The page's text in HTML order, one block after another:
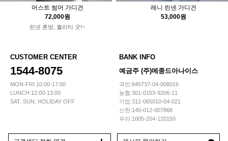
머스트 썸머 가디건
72,000원
린넨 혼방, 퀄리티 굿!~
레니 린넨 가디건
53,000원
CUSTOMER CENTER
1544-8075
MON-FRI 10:00-17:00
LUNCH 12:00-13:00
SAT, SUN, HOLIDAY OFF
BANK INFO
예금주 (주)메종드아나이스
국민:845737-04-008016
농협:301-0153-9206-11
기업:311-065010-04-021
신한:140-012-007868
우리:1005-204-120150